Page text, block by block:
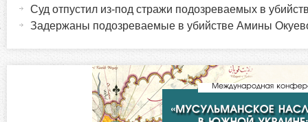
зя
в
Суд отпустил из-под стражи подозреваемых в
Задержаны подозреваемые в убийстве Амины